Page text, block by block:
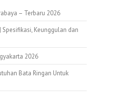
– Terbaru 2026
Keunggulan dan
2026
Bata Ringan Untuk